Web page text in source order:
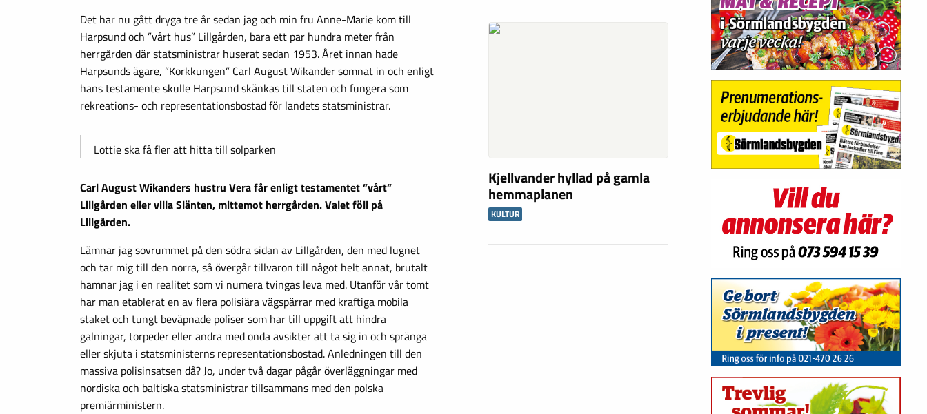
Det har nu gått dryga tre år sedan jag och min fru Anne-Marie kom till
Harpsund och ”vårt hus” Lillgården, bara ett par hundra meter från
herrgården där statsministrar huserat sedan 1953. Året innan hade
Harpsunds ägare, ”Korkkungen” Carl August Wikander somnat in och enligt
hans testamente skulle Harpsund skänkas till staten och fungera som
rekreations- och representationsbostad för landets statsministrar.
Lottie ska få fler att hitta till solparken
Carl August Wikanders hustru Vera får enligt testamentet ”vårt”
Lillgården eller villa Slänten, mittemot herrgården. Valet föll på
Lillgården.
Lämnar jag sovrummet på den södra sidan av Lillgården, den med lugnet
och tar mig till den norra, så övergår tillvaron till något helt annat, brutalt
hamnar jag i en realitet som vi numera tvingas leva med. Utanför vår tomt
har man etablerat en av flera polisiära vägspärrar med kraftiga mobila
staket och tungt beväpnade poliser som har till uppgift att hindra
galningar, torpeder eller andra med onda avsikter att ta sig in och spränga
eller skjuta i statsministerns representationsbostad. Anledningen till den
massiva polisinsatsen då? Jo, under två dagar pågår överläggningar med
nordiska och baltiska statsministrar tillsammans med den polska
premiärministern.
Kjellvander hyllad på gamla
hemmaplanen
KULTUR